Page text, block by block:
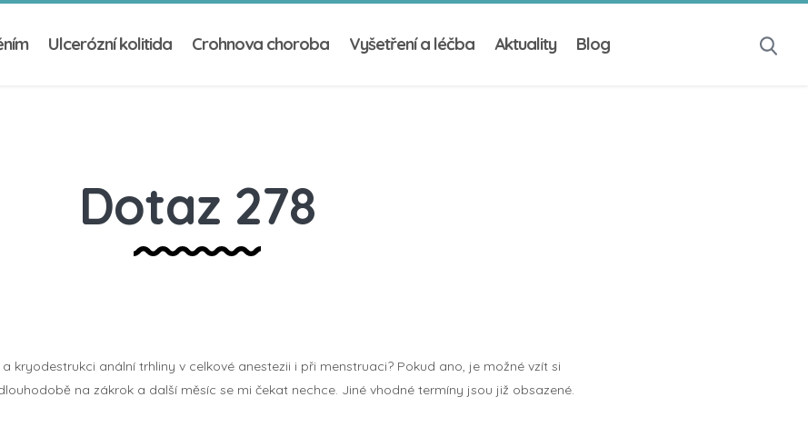
Ulcerózní kolitida Crohnova choroba Vyšetření a léčba Aktuality Blog
Dotaz 278
kryodestrukci anální trhliny v celkové anestezii i při menstruaci? Pokud ano, je možné vzít si
na zákrok a další měsíc se mi čekat nechce. Jiné vhodné termíny jsou již obsazené.